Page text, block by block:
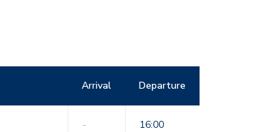
Arrival Departure
- 16:00